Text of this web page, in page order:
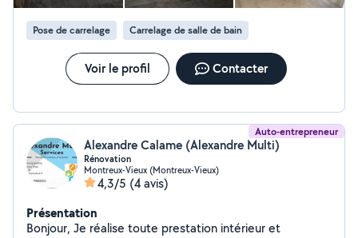
Pose de carrelage Carrelage de salle de bain
Voir le profil Contacter
Auto-entrepreneur
Alexandre Calame (Alexandre Multi)
Rénovation
Montreux-Vieux (Montreux-Vieux)
4,3/5 (4 avis)
Présentation
Bonjour, Je réalise toute prestation intérieur et